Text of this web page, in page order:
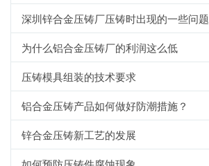
深圳锌合金压铸厂压铸时出现的一些问题
为什么铝合金压铸厂的利润这么低
压铸模具组装的技术要求
铝合金压铸产品如何做好防潮措施？
锌合金压铸新工艺的发展